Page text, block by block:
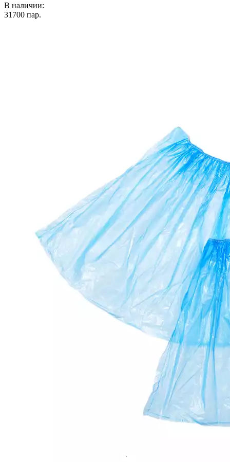
В наличии:
31700 пар.